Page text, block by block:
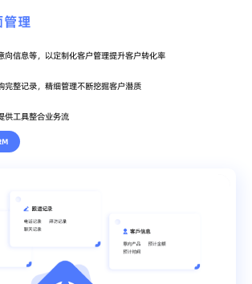
理
向信息等，以定制化客户管理提升客户转化率
完整记录，精细管理不断挖掘客户潜质
供工具整合业务流